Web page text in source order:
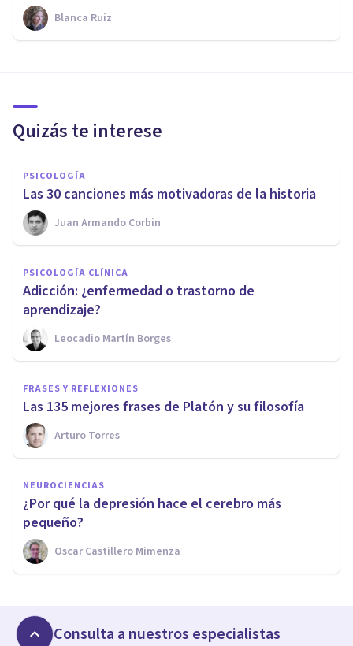
Blanca Ruiz
Quizás te interese
PSICOLOGÍA
​Las 30 canciones más motivadoras de la historia
Juan Armando Corbin
PSICOLOGÍA CLÍNICA
​Adicción: ¿enfermedad o trastorno de
aprendizaje?
Leocadio Martín Borges
FRASES Y REFLEXIONES
Las 135 mejores frases de Platón y su filosofía
Arturo Torres
NEUROCIENCIAS
​¿Por qué la depresión hace el cerebro más
pequeño?
Oscar Castillero Mimenza
Consulta a nuestros especialistas